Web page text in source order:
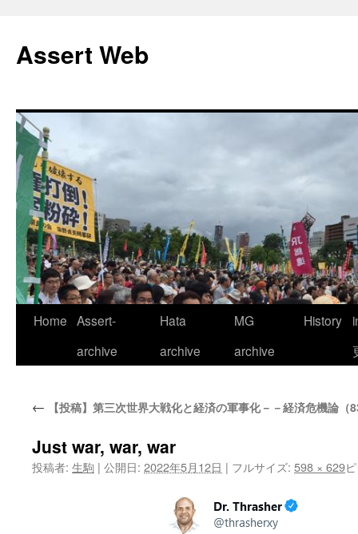
テ
ン
ス
キ
ッ
プ
Assert Web
Home Assert-
archive
Hata
archive
MG
archive
History
← 【投稿】第三次世界大戦化と経済の軍事化－－経済危機論（
Just war, war, war
投稿者: 生駒 | 公開日: 2022年5月12日 | フルサイズ: 598 × 629